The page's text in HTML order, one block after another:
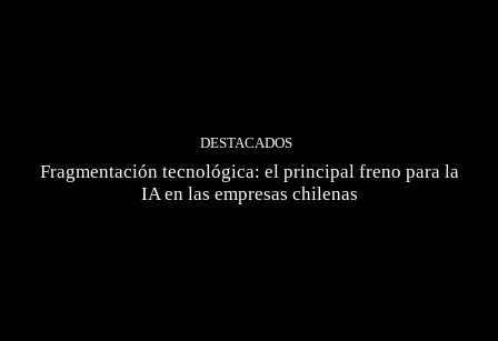
DESTACADOS
Fragmentación tecnológica: el principal freno para la
IA en las empresas chilenas